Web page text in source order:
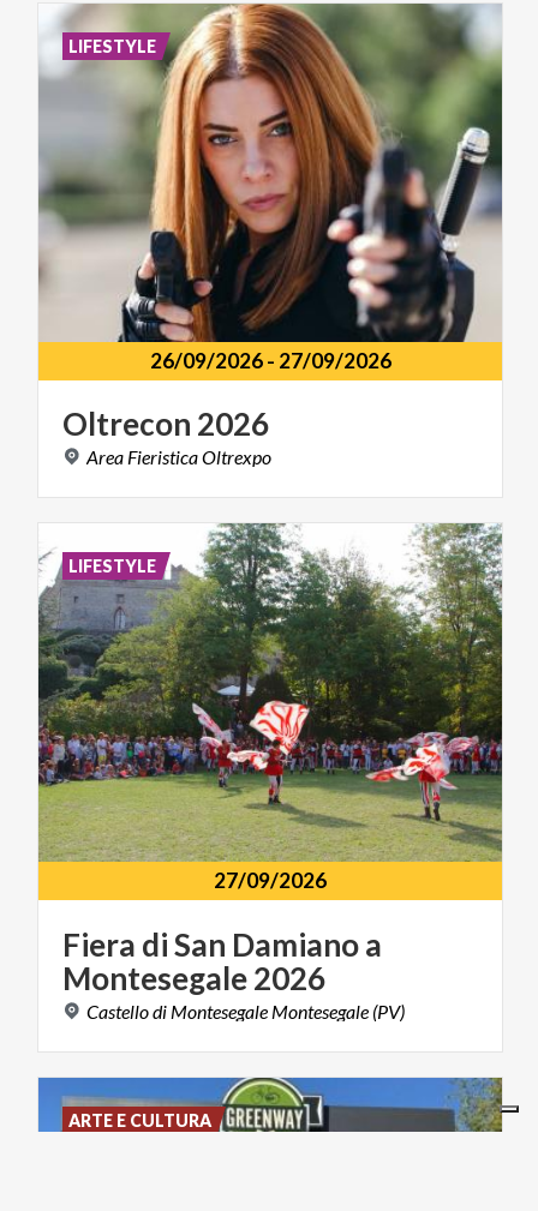
26/09/2026- 27/09/2026
Oltrecon 2026
Area FieristicaOltrexpo
LIFESTYLE
27/09/2026
Fiera diSan Damianoa
Montesegale2026
Castellodi Montesegale Montesegale (PV)
LIFESTYLE
ARTE E CULTURA